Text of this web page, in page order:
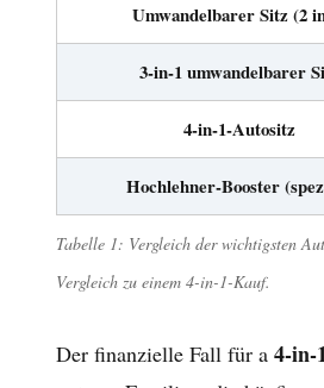
Jahre)
4-
Autositze
Umwandelbarer Sitz (2
3-in-1 umwandelbarer
4-in-1-Autositz
Hochlehner-Booster
Tabelle 1: Vergleich der wichtigsten
Vergleich zu einem 4-in-1-Kauf.
Der finanzielle Fall für a 4-in-